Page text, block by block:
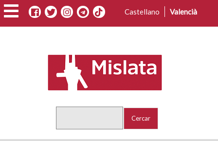
Vés
al
contingut
Castellano Valencià